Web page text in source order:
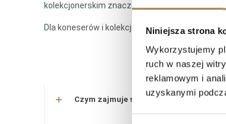
Niniejsza strona
Wykorzystujemy
ruch w naszej
reklamowym i
uzyskanymi
kolekcjonerskim znacząco rośnie. To nie tylko
Dla koneserów i kolekcjonerów taki
Czym zajmuje się LUXOS Arts?